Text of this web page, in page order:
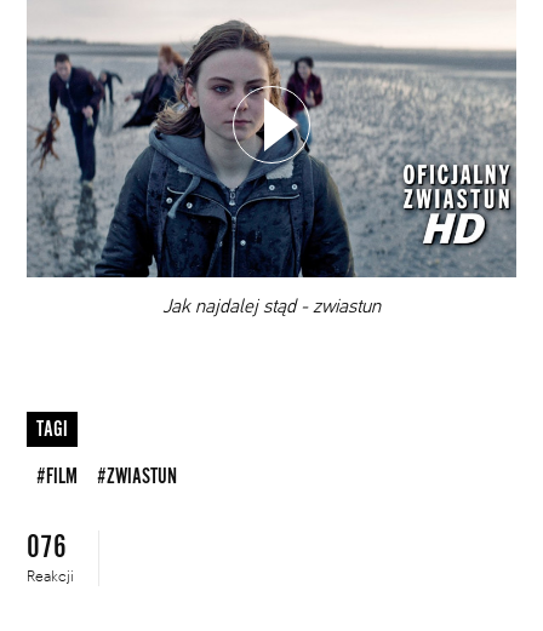
Jak najdalej stąd - zwiastun
WYBIERZ SWOJĄ PLAYLISTĘ
DODAJ TEN FILM DO PLAYLISTY
TAGI
#FILM #ZWIASTUN
076
Reakcji